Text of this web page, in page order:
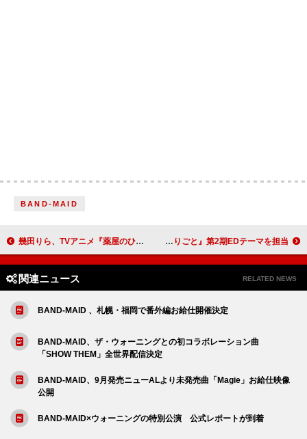
BAND-MAID
幾田りら、TVアニメ『薬屋のひとりごと』OPテーマとなる新曲「百花繚乱」配信リリース決定 平井 大、アニメ『薬屋のひとりごと』第2期EDテーマを担当
関連ニュース RELATED NEWS
BAND-MAID 、札幌・福岡で番外編お給仕開催決定
BAND-MAID、ザ・ウォーニングとの初コラボレーション曲
「SHOW THEM」全世界配信決定
BAND-MAID、9月発売ニューALより未発売曲「Magie」お給仕映像
公開
BAND-MAID×ウォーニングの特別公演 公式レポートが到着